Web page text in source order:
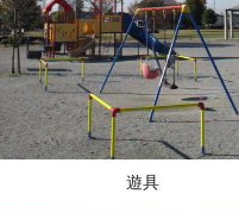
遊具